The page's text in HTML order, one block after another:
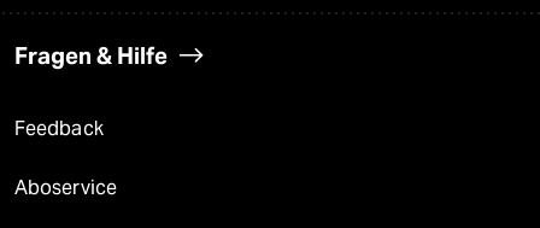
Fragen & Hilfe
Feedback
Aboservice